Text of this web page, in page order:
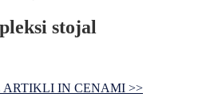
stojal
ARTIKLI IN CENAMI >>